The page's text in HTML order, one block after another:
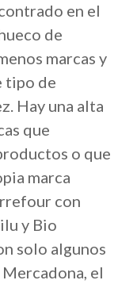
en el
de
marcas y
tipo de
Hay una alta
que
o que
marca
con
y Bio
solo algunos
el